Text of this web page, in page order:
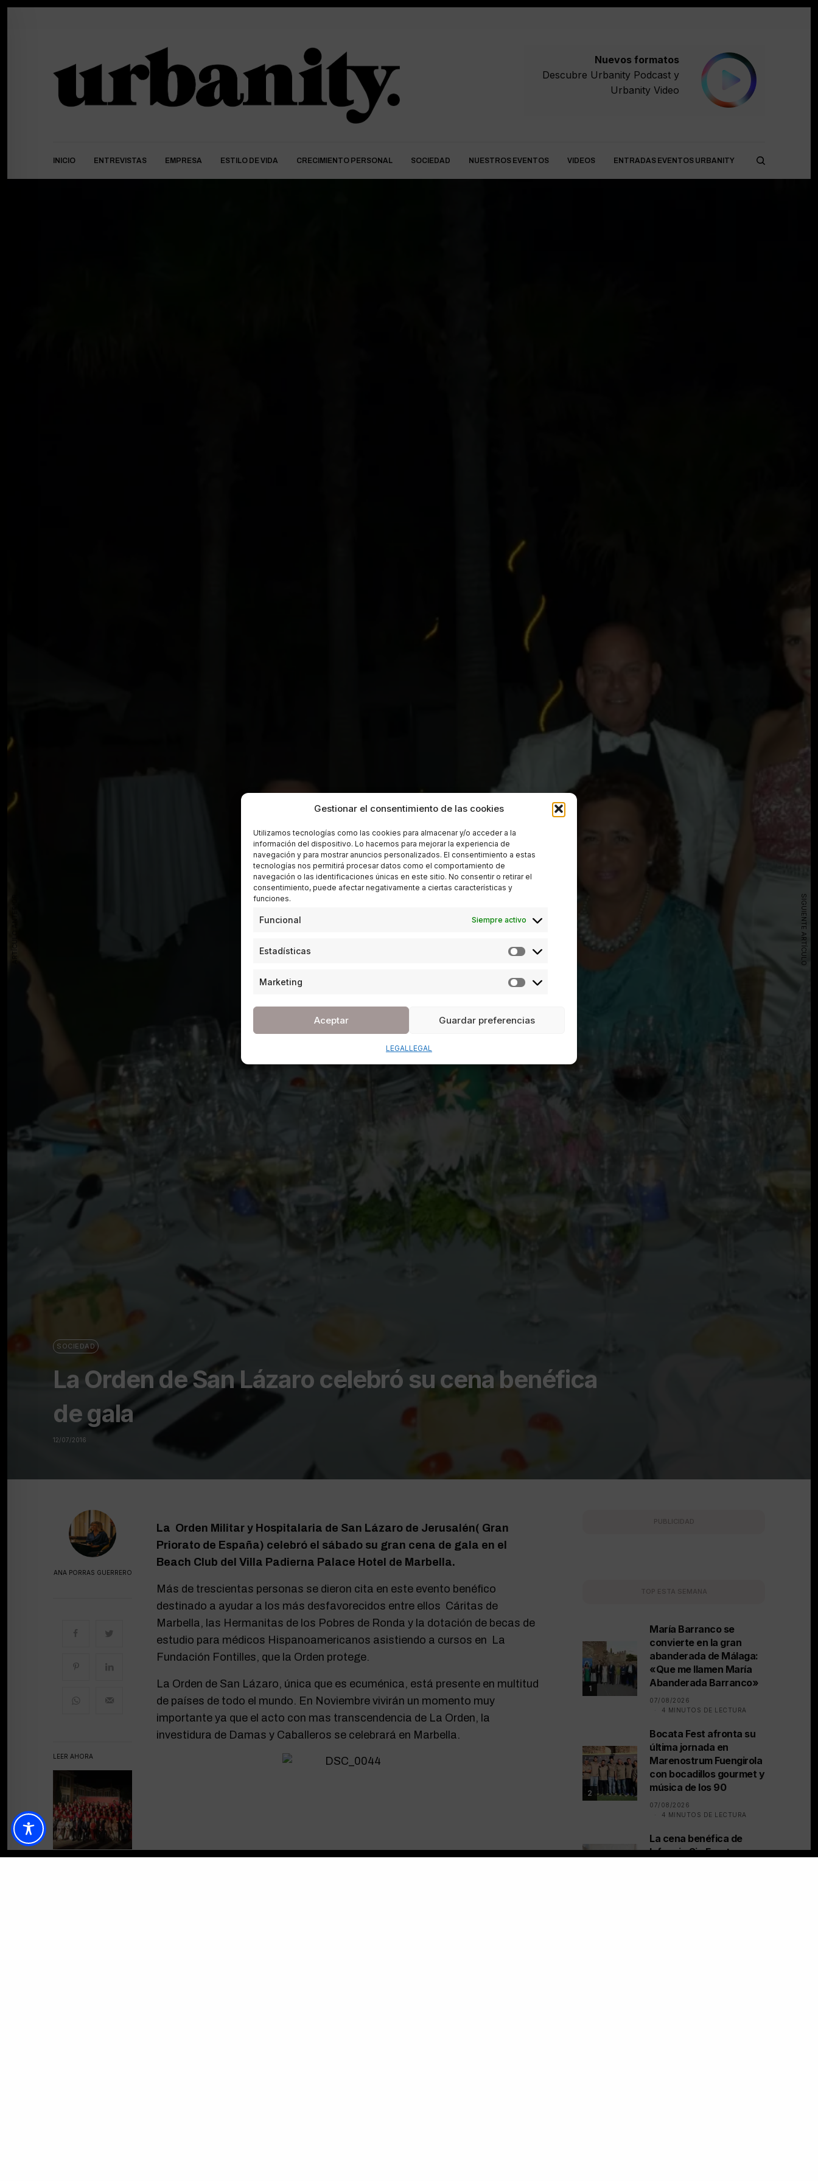
Gestionar el consentimiento de las cookies
Utilizamos tecnologías como las cookies para almacenar y/o acceder a la
información del dispositivo. Lo hacemos para mejorar la experiencia de
navegación y para mostrar anuncios personalizados. El consentimiento a estas
tecnologías nos permitirá procesar datos como el comportamiento de
navegación o las identificaciones únicas en este sitio. No consentir o retirar el
consentimiento, puede afectar negativamente a ciertas características y
funciones.
Funcional Siempre activo
Estadísticas
Marketing
Aceptar Guardar preferencias
LEGALLEGAL
Nuevos formatos
Descubre Urbanity Podcasty
Urbanity Video
INICIO ENTREVISTAS EMPRESA ESTILO DE VIDA CRECIMIENTO PERSONAL SOCIEDAD NUESTROS EVENTOS VIDEOS ENTRADAS EVENTOS URBANITY
SOCIEDAD
La Orden de San Lázaro celebró su cena benéfica
de gala
12/07/2016
ANA PORRAS GUERRERO
LEER AHORA
La Orden Militar y Hospitalaria de San Lázaro de Jerusalén( Gran
Priorato de España) celebró el sábado su gran cena de gala en el
Beach Club del Villa Padierna Palace Hotel de Marbella.
Más de trescientas personas se dieron cita en este evento benéfico
destinado a ayudar a los más desfavorecidos entre ellos Cáritas de
Marbella, las Hermanitas de los Pobres de Ronda y la dotación de becas de
estudio para médicos Hispanoamericanos asistiendo a cursos en La
Fundación Fontilles, que la Orden protege.
La Orden de San Lázaro, única que es ecuménica, está presente en multitud
de países de todo el mundo. En Noviembre vivirán un momento muy
importante ya que el acto con mas transcendencia de La Orden, la
investidura de Damas y Caballeros se celebrará en Marbella.
PUBLICIDAD
TOP ESTA SEMANA
1
María Barranco se
convierte en la gran
abanderada de Málaga:
«Que me llamen María
Abanderada Barranco»
07/08/2026
4 MINUTOS DE LECTURA
2
Bocata Fest afronta su
última jornada en
Marenostrum Fuengirola
con bocadillos gourmet y
música de los 90
07/08/2026
4 MINUTOS DE LECTURA
La cena benéfica de
Infancia Sin Fronteras
ARTÍCULO ANTERIOR SIGUIENTE ARTÍCULO